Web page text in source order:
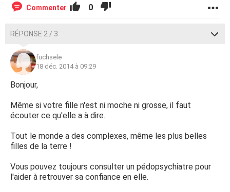
Commenter 0
RÉPONSE 2 / 3
fuchsele
18 déc. 2014 à 09:29
Bonjour,
Même si votre fille n'est ni moche ni grosse, il faut
écouter ce qu'elle a à dire.
Tout le monde a des complexes, même les plus belles
filles de la terre !
Vous pouvez toujours consulter un pédopsychiatre pour
l'aider à retrouver sa confiance en elle.